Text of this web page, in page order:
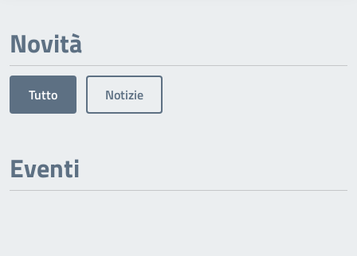
Novità
Tutto Notizie
Eventi